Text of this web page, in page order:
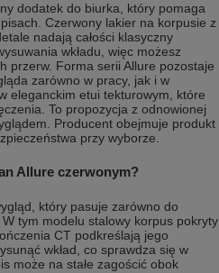
dodatek do biurka, który pomaga
Czerwony lakier na korpusie z
nadają całości klasyczny
wkładu, więc możesz
przerw. Forma serii Allure pozostaje
zarówno w pracy, jak i w
eleganckim etui tekturowym, które
To propozycja z odnowionej
Producent obejmuje produkt
przy wyborze.
Allure czerwonym?
który pasuje zarówno do
tym modelu stalowy korpus pokryty
CT podkreślają jego
wkład, co sprawdza się w
może na stałe zagościć obok